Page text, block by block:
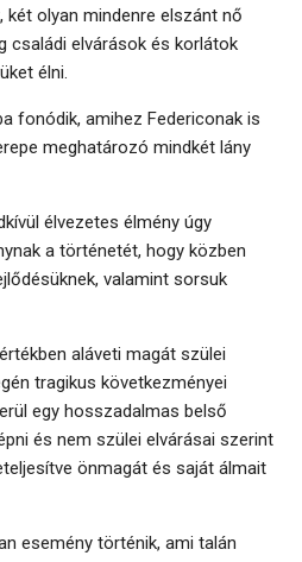
olyan mindenre elszánt nő
családi elvárások és korlátok
élni.
fonódik, amihez Federiconak is
meghatározó mindkét lány
élvezetes élmény úgy
a történetét, hogy közben
valamint sorsuk
aláveti magát szülei
tragikus következményei
egy hosszadalmas belső
és nem szülei elvárásai szerint
önmagát és saját álmait
esemény történik, ami talán